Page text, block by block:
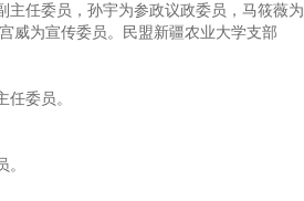
任委员，孙宇为参政议政委员，马筱薇
威为宣传委员。民盟新疆农业大学支部
委员。